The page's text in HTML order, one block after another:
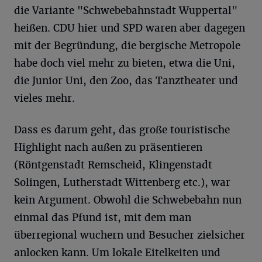
die Variante "Schwebebahnstadt Wuppertal"
heißen. CDU hier und SPD waren aber dagegen
mit der Begründung, die bergische Metropole
habe doch viel mehr zu bieten, etwa die Uni,
die Junior Uni, den Zoo, das Tanztheater und
vieles mehr.
Dass es darum geht, das große touristische
Highlight nach außen zu präsentieren
(Röntgenstadt Remscheid, Klingenstadt
Solingen, Lutherstadt Wittenberg etc.), war
kein Argument. Obwohl die Schwebebahn nun
einmal das Pfund ist, mit dem man
überregional wuchern und Besucher zielsicher
anlocken kann. Um lokale Eitelkeiten und